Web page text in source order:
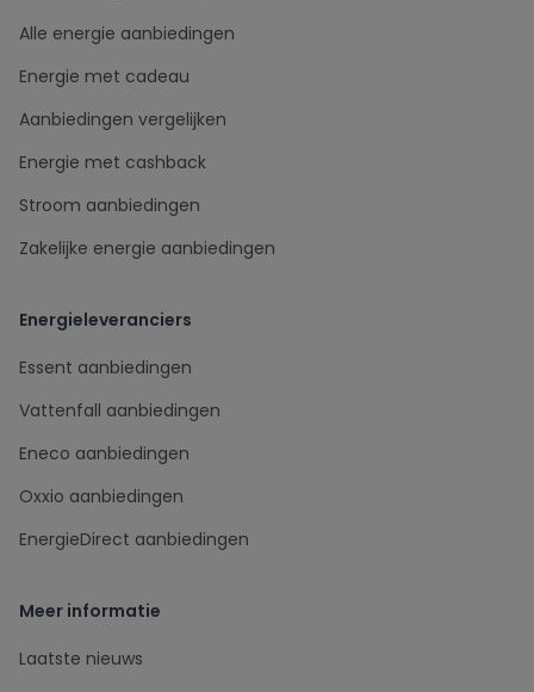
Alle energie aanbiedingen
Energie met cadeau
Aanbiedingen vergelijken
Energie met cashback
Stroom aanbiedingen
Zakelijke energie aanbiedingen
Energieleveranciers
Essent aanbiedingen
Vattenfall aanbiedingen
Eneco aanbiedingen
Oxxio aanbiedingen
EnergieDirect aanbiedingen
Meer informatie
Laatste nieuws